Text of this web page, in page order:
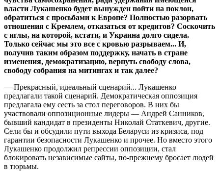
власти Лукашенко будет вынужден пойти на поклон,
обратиться с просьбами к Европе? Полностью разорвать
отношения с Кремлем, отказаться от кредитов? Соскочить
с иглы, на которой, кстати, и Украина долго сидела.
Только сейчас мы это все с кровью разрываем... И,
получив таким образом поддержку, начать в стране
изменения, демократизацию, вернуть свободу слова,
свободу собрания на митингах и так далее?
— Прекрасный, идеальный сценарий... Лукашенко
предлагали такой сценарий. Демократическая оппозиция
предлагала ему сесть за стол переговоров. В них бы
участвовали оппозиционные лидеры — Андрей Санников,
бывший кандидат в президенты Николай Статкевич, другие.
Сели бы и обсудили пути выхода Беларуси из кризиса, под
гарантии безопасности Лукашенко и прочее. Но вместо этого
Лукашенко продолжил репрессии оппозиции, стал
блокировать независимые сайты, по-прежнему бросает людей
в тюрьмы.